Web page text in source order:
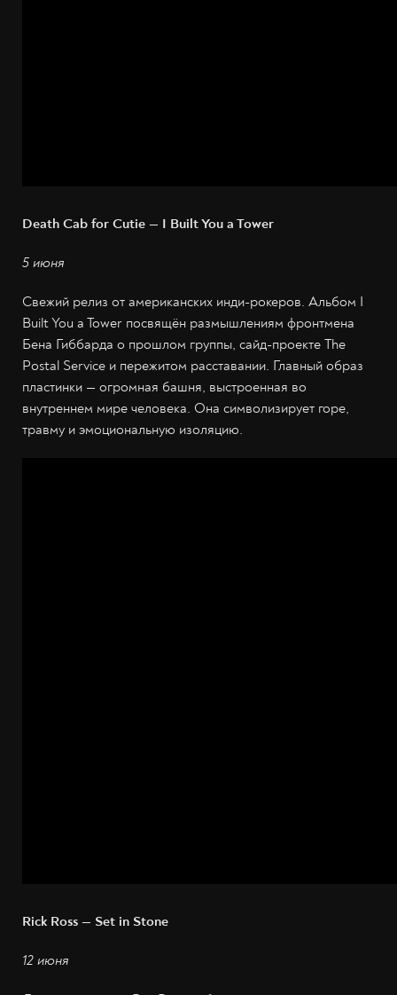
Death Cab for Cutie — I Built You a Tower
5 июня
Свежий релиз от американских инди-рокеров. Альбом I
Built You a Tower посвящён размышлениям фронтмена
Бена Гиббарда о прошлом группы, сайд-проекте The
Postal Service и пережитом расставании. Главный образ
пластинки — огромная башня, выстроенная во
внутреннем мире человека. Она символизирует горе,
травму и эмоциональную изоляцию.
Rick Ross — Set in Stone
12 июня